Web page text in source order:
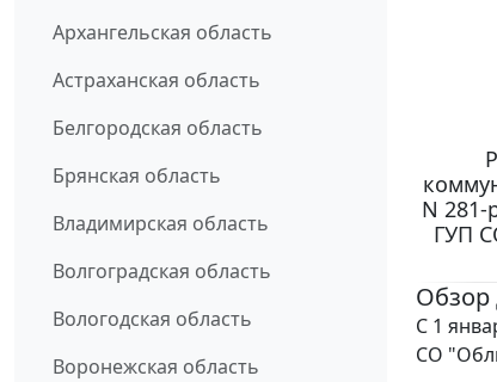
Архангельская область
Астраханская область
Белгородская область
Брянская область
Владимирская область
Волгоградская область
Вологодская область
Воронежская область
N 281-
ГУП
Обзор
С 1
СО